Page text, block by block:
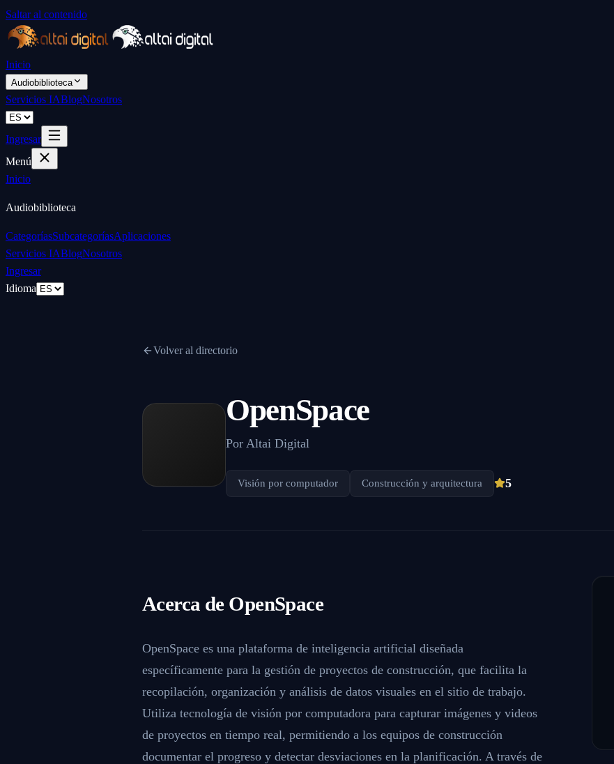
Saltar al contenido
Inicio
Audiobiblioteca
Servicios IABlogNosotros
Ingresar
Menú
Inicio
Audiobiblioteca
CategoríasSubcategoríasAplicaciones
Servicios IABlogNosotros
Ingresar
Idioma
Volver al directorio
OpenSpace
Por Altai Digital
Visión por computador Construcción y arquitectura 5
Acerca de OpenSpace
OpenSpace es una plataforma de inteligencia artificial diseñada
específicamente para la gestión de proyectos de construcción, que facilita la
recopilación, organización y análisis de datos visuales en el sitio de trabajo.
Utiliza tecnología de visión por computadora para capturar imágenes y videos
de proyectos en tiempo real, permitiendo a los equipos de construcción
documentar el progreso y detectar desviaciones en la planificación. A través de